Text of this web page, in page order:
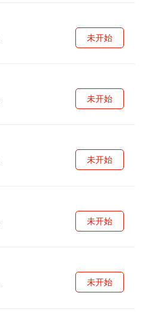
未开始
未开始
未开始
未开始
未开始